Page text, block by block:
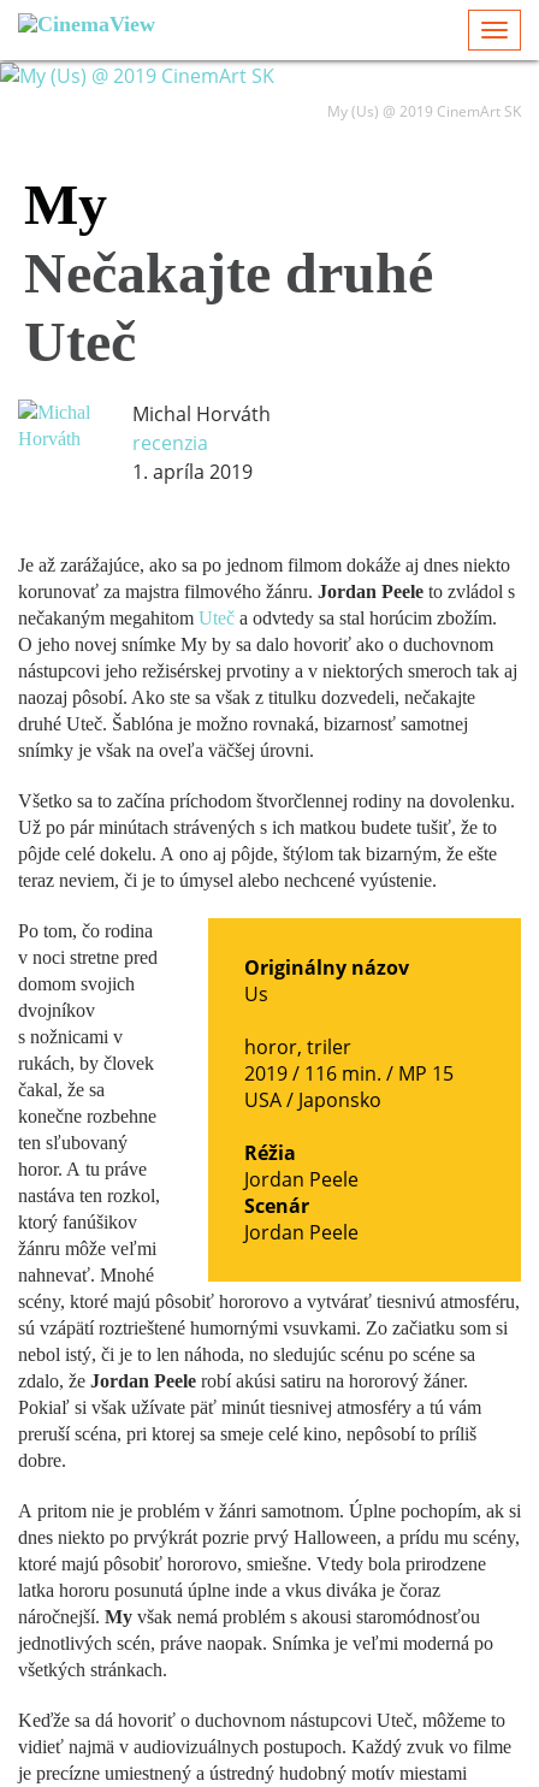
My (Us) @ 2019 CinemArt SK
My
Nečakajte druhé
Uteč
Michal Horváth
recenzia
1. apríla 2019
Je až zarážajúce, ako sa po jednom filmom dokáže aj dnes niekto
korunovať za majstra filmového žánru. Jordan Peele to zvládol s
nečakaným megahitom Uteč a odvtedy sa stal horúcim zbožím.
O jeho novej snímke My by sa dalo hovoriť ako o duchovnom
nástupcovi jeho režisérskej prvotiny a v niektorých smeroch tak aj
naozaj pôsobí. Ako ste sa však z titulku dozvedeli, nečakajte
druhé Uteč. Šablóna je možno rovnaká, bizarnosť samotnej
snímky je však na oveľa väčšej úrovni.
Všetko sa to začína príchodom štvorčlennej rodiny na dovolenku.
Už po pár minútach strávených s ich matkou budete tušiť, že to
pôjde celé dokelu. A ono aj pôjde, štýlom tak bizarným, že ešte
teraz neviem, či je to úmysel alebo nechcené vyústenie.
Originálny názov
Us
horor, triler
2019 / 116 min. / MP 15
USA/ Japonsko
Réžia
Jordan Peele
Scenár
Jordan Peele
Po tom, čo rodina
v noci stretne pred
domom svojich
dvojníkov
s nožnicami v
rukách, by človek
čakal, že sa
konečne rozbehne
ten sľubovaný
horor. A tu práve
nastáva ten rozkol,
ktorý fanúšikov
žánru môže veľmi
nahnevať. Mnohé
scény, ktoré majú pôsobiť hororovo a vytvárať tiesnivú atmosféru,
sú vzápätí roztrieštené humornými vsuvkami. Zo začiatku som si
nebol istý, či je to len náhoda, no sledujúc scénu po scéne sa
zdalo, že Jordan Peele robí akúsi satiru na hororový žáner.
Pokiaľ si však užívate päť minút tiesnivej atmosféry a tú vám
preruší scéna, pri ktorej sa smeje celé kino, nepôsobí to príliš
dobre.
A pritom nie je problém v žánri samotnom. Úplne pochopím, ak si
dnes niekto po prvýkrát pozrie prvý Halloween, a prídu mu scény,
ktoré majú pôsobiť hororovo, smiešne. Vtedy bola prirodzene
latka hororu posunutá úplne inde a vkus diváka je čoraz
náročnejší. My však nemá problém s akousi staromódnosťou
jednotlivých scén, práve naopak. Snímka je veľmi moderná po
všetkých stránkach.
Keďže sa dá hovoriť o duchovnom nástupcovi Uteč, môžeme to
vidieť najmä v audiovizuálnych postupoch. Každý zvuk vo filme
je precízne umiestnený a ústredný hudobný motív miestami